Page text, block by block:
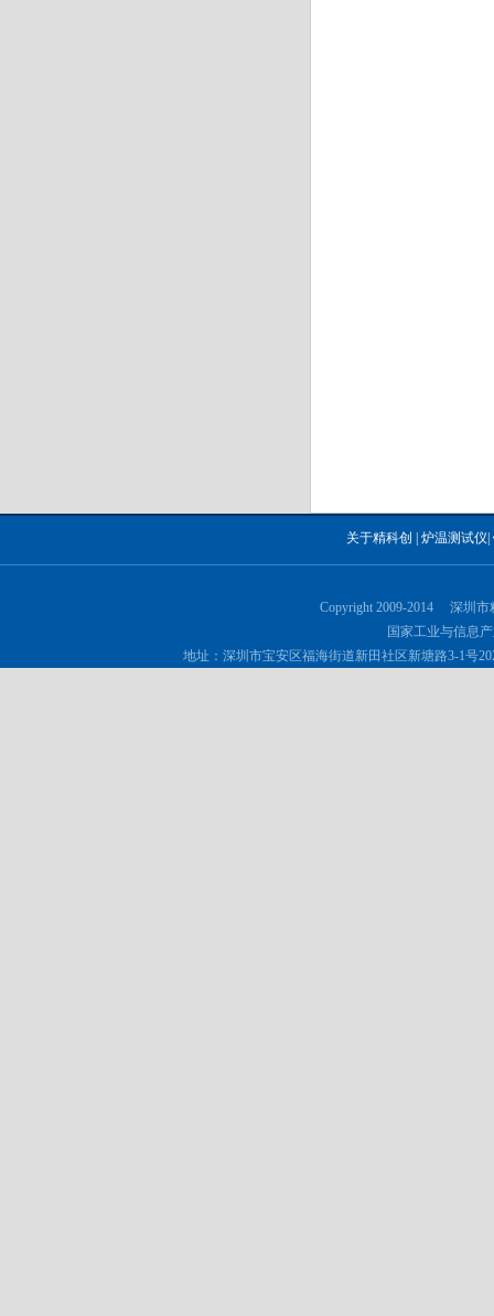
关于精科创 炉温测试仪
Copyright 2009-2014 深圳
国家工业与信息
地址：深圳市宝安区福海街道新田社区新塘路3-1号